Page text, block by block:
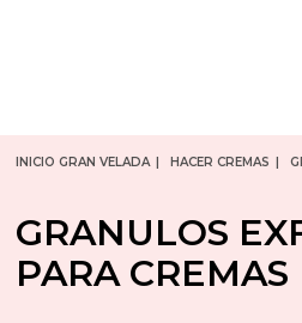
INICIO GRAN VELADA HACER CREMAS
GRANULOS
PARA CREMAS